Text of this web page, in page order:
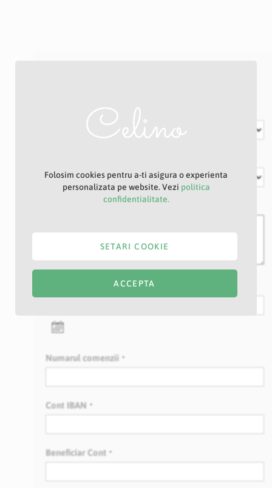
Care este starea produsului?
Observatii suplimentare
Numarul comenzii
Cont IBAN
Beneficiar Cont
Folosim cookies pentru a-ti asigura o experienta
personalizata pe website. Vezi politica
confidentialitate.
ACCEPTA
SETARI COOKIE